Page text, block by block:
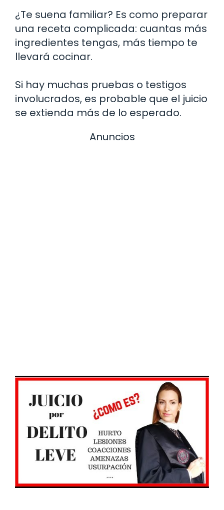
¿Te suena familiar? Es como preparar
una receta complicada: cuantas más
ingredientes tengas, más tiempo te
llevará cocinar.
Si hay muchas pruebas o testigos
involucrados, es probable que el juicio
se extienda más de lo esperado.
Anuncios